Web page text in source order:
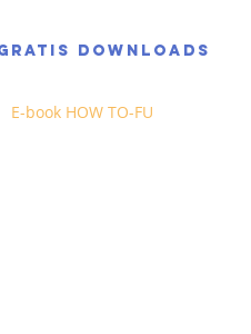
DOWNLOADS
E-book HOW TO-FU